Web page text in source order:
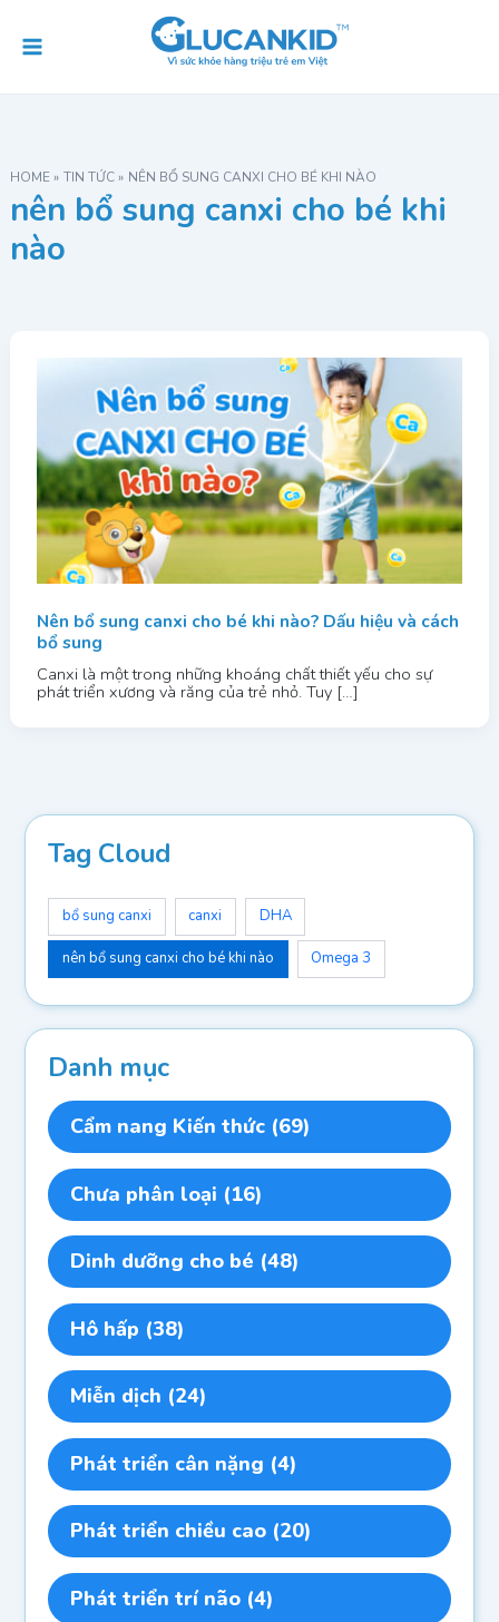
Menu
HOME TIN TỨC NÊN BỔ SUNG CANXI CHO BÉ KHI NÀO
nên bổ sung canxi cho bé khi
nào
Nên bổ sung canxi cho bé khi nào? Dấu hiệu và cách
bổ sung
Canxi là một trong những khoáng chất thiết yếu cho sự
phát triển xương và răng của trẻ nhỏ. Tuy […]
Tag Cloud
bổ sung canxi canxi DHA
nên bổ sung canxi cho bé khi nào Omega 3
Danh mục
Cẩm nang Kiến thức (69)
Chưa phân loại (16)
Dinh dưỡng cho bé (48)
Hô hấp (38)
Miễn dịch (24)
Phát triển cân nặng (4)
Phát triển chiều cao (20)
Phát triển trí não (4)